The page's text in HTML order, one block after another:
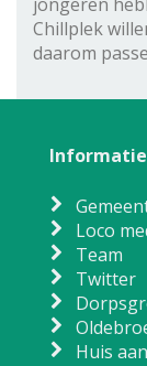
Chillplek
daarom
Informatie
Loco
Team
Twitter
Huis